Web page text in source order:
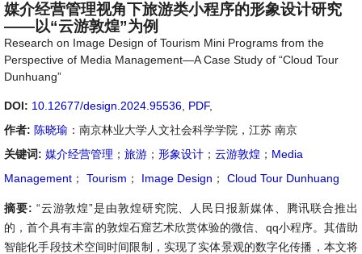
媒介经营管理视角下旅游类小程序的形象设计研究
——以“云游敦煌”为例
Research on Image Design of Tourism Mini Programs from the
Perspective of Media Management—A Case Study of “Cloud Tour
Dunhuang”
DOI: 10.12677/design.2024.95536 PDF,
作者: 陈晓瑜 ：南京林业大学人文社会科学学院，江苏 南京
关键词: 媒介经营管理 ； 旅游 ； 形象设计 ； 云游敦煌 ； Media
Management ； Tourism ； Image Design ； Cloud Tour Dunhuang
摘要: “云游敦煌”是由敦煌研究院、人民日报新媒体、腾讯联合推出
的，首个具有丰富的敦煌石窟艺术欣赏体验的微信、qq小程序。其借助
智能化手段技术空间时间限制，实现了实体景观的数字化传播，本文将